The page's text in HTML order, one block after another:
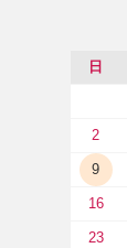
日
2
9
16
23